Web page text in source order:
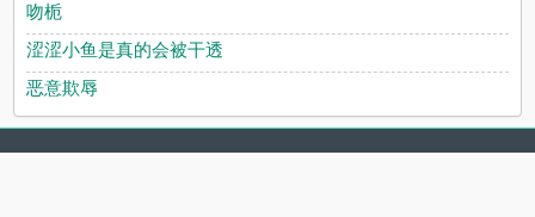
吻栀
涩涩小鱼是真的会被干透
恶意欺辱